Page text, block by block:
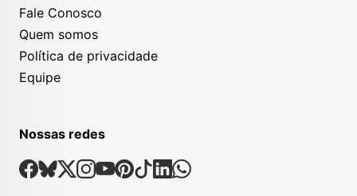
Fale Conosco
Quem somos
Política de privacidade
Equipe
Nossas redes
Nossas Redes Sociais
Facebook
Bsky
X Instagram
Youtube
Pinterest
TiktokLinkedin
Whatsapp